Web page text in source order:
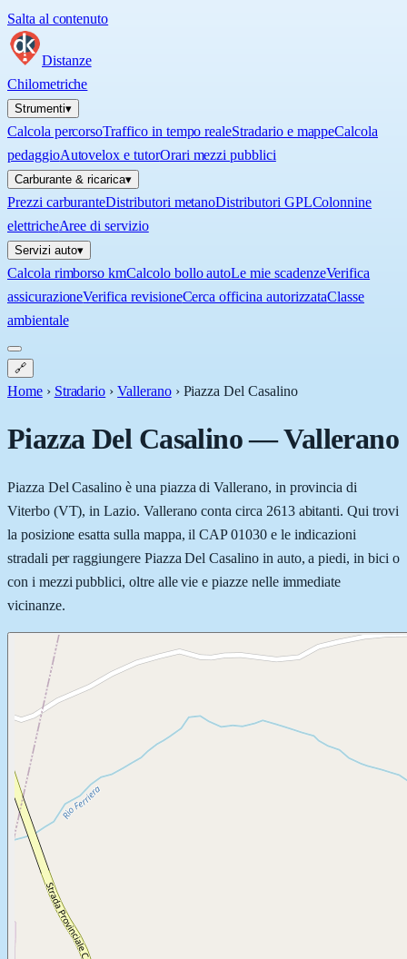
Salta al contenuto
Distanze
Chilometriche
Strumenti▾
Calcola percorsoTraffico in tempo realeStradario e mappeCalcola
pedaggioAutovelox e tutorOrari mezzi pubblici
Carburante & ricarica▾
Prezzi carburanteDistributori metanoDistributori GPLColonnine
elettricheAree di servizio
Servizi auto▾
Calcola rimborso kmCalcolo bollo autoLe mie scadenzeVerifica
assicurazioneVerifica revisioneCerca officina autorizzataClasse
ambientale
🔗
Home › Stradario › Vallerano › Piazza Del Casalino
Piazza Del Casalino—Vallerano
Piazza Del Casalino è una piazza di Vallerano, in provincia di
Viterbo (VT), in Lazio. Vallerano conta circa 2613 abitanti. Qui trovi
la posizione esatta sulla mappa, il CAP 01030 e le indicazioni
stradali per raggiungere Piazza Del Casalino in auto, a piedi, in bici o
con i mezzi pubblici, oltre alle vie e piazze nelle immediate
vicinanze.